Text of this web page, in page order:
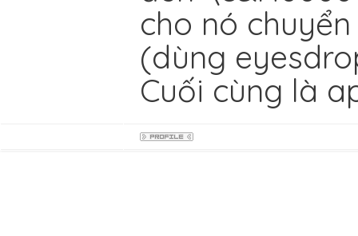
cho nó
(dùng
Cuối cùng là